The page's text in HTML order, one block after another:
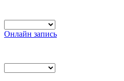
Онлайн запись